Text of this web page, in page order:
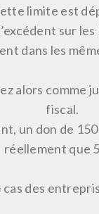
limite est
sur les
dans les
alors comme
fiscal.
un don de
réellement que
cas des